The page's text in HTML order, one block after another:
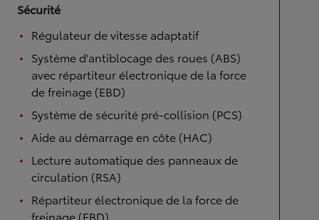
Sécurité
Régulateur de vitesse adaptatif
Système d'antiblocage des roues (ABS)
avec répartiteur électronique de la force
de freinage (EBD)
Système de sécurité pré-collision (PCS)
Aide au démarrage en côte (HAC)
Lecture automatique des panneaux de
circulation (RSA)
Répartiteur électronique de la force de
freinage (EBD)